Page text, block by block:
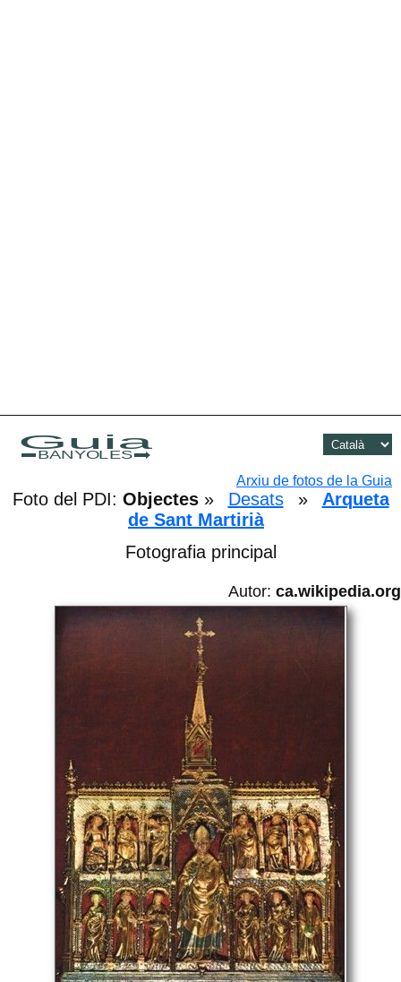
Guia
BANYOLES
Arxiu de fotos de la Guia
Foto del PDI: Objectes» Desats »
Arqueta
de Sant Martirià
Fotografia principal
Autor: ca.wikipedia.org